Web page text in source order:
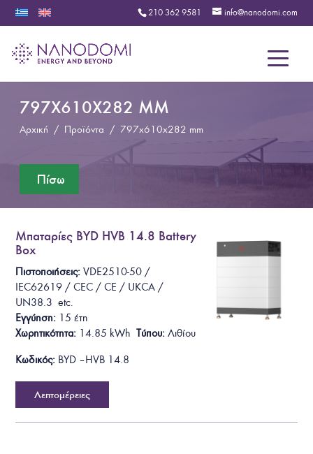
210 362 9581 info@nanodomi.com
797X610X282 MM
Αρχική / Προϊόντα / 797x610x282 mm
Μπαταρίες BYD HVB 14.8 Battery
Box
Πιστοποιήσεις:VDE2510-50 /
IEC62619 / CEC / CE / UKCA /
UN38.3etc.
Εγγύηση: 15 έτη
Χωρητικότητα: 14.85 kWhΤύπου: Λιθίου
Κωδικός: BYD – HVB 14.8
Λεπτομέρειες